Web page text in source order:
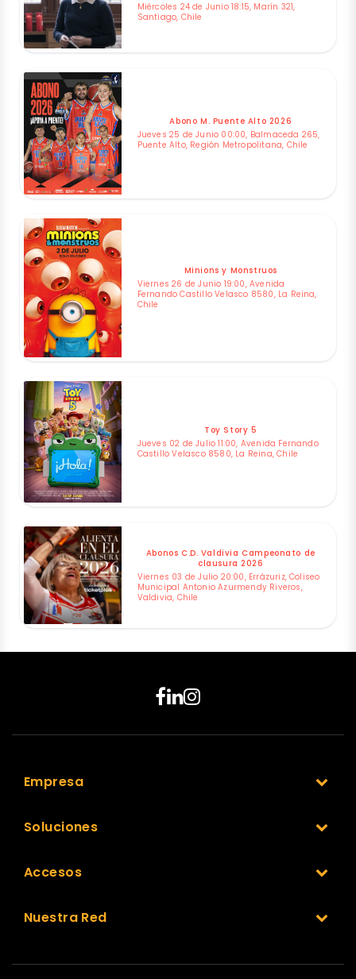
Miércoles 24 de Junio 18:15, Marín 321,
Santiago, Chile
Abono M. Puente Alto 2026
Jueves 25 de Junio 00:00, Balmaceda 265,
Puente Alto, Región Metropolitana, Chile
Minions y Monstruos
Viernes 26 de Junio 19:00, Avenida
Fernando Castillo Velasco 8580, La Reina,
Chile
Toy Story 5
Jueves 02 de Julio 11:00, Avenida Fernando
Castillo Velasco 8580, La Reina, Chile
Abonos C.D. Valdivia Campeonato de
clausura 2026
Viernes 03 de Julio 20:00, Errázuriz, Coliseo
Municipal Antonio Azurmendy Riveros,
Valdivia, Chile
Empresa
Soluciones
Accesos
Nuestra Red